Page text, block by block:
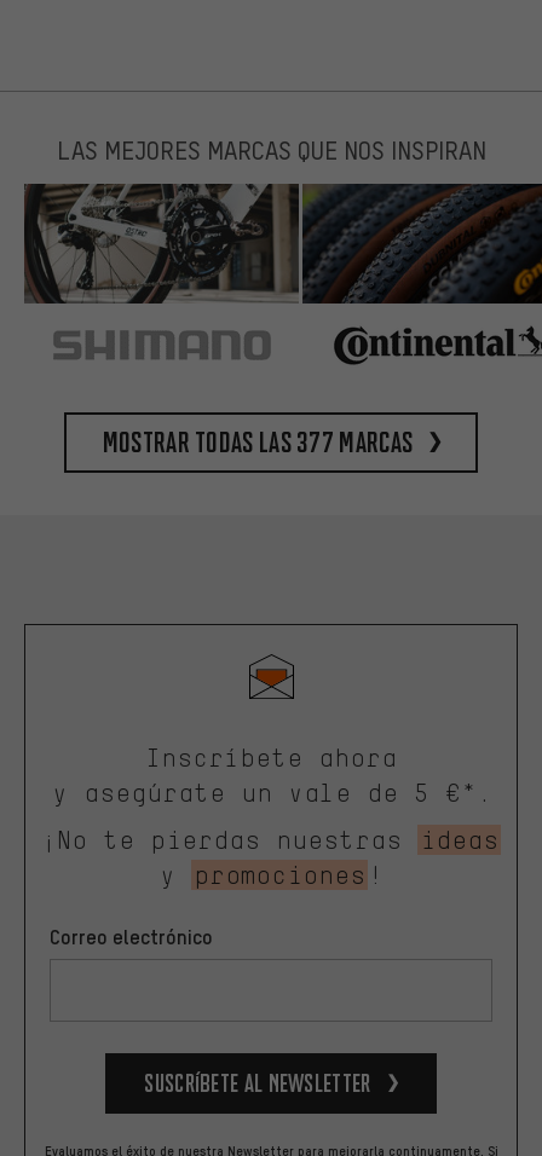
LAS MEJORES MARCAS QUE NOS INSPIRAN
Mostrar todas las 377 marcas
Inscríbete ahora
y asegúrate un vale de 5 €*.
¡No te pierdas nuestras
ideas
y
promociones !
Correo electrónico
Suscríbete al newsletter
Evaluamos el éxito de nuestra Newsletter para mejorarla continuamente. Si